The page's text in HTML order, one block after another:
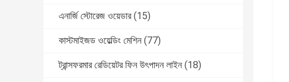
এনার্জি স্টোরেজ ওয়েডার (15)
কাস্টমাইজড ওয়েল্ডিং মেশিন (77)
ট্রান্সফরমার রেডিয়েটর ফিন উৎপাদন লাইন (18)